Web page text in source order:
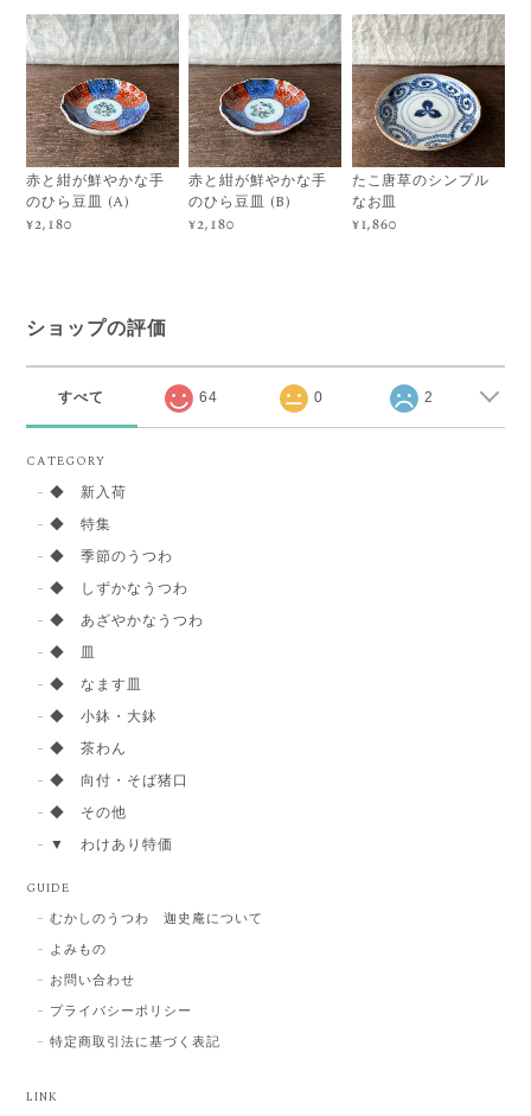
赤と紺が鮮やかな手
のひら豆皿 (A)
¥2,180
赤と紺が鮮やかな手
のひら豆皿 (B)
¥2,180
たこ唐草のシンプル
なお皿
¥1,860
ショップの評価
すべて 64 0 2
CATEGORY
◆ 新入荷
◆ 特集
◆ 季節のうつわ
◆ しずかなうつわ
◆ あざやかなうつわ
◆ 皿
◆ なます皿
◆ 小鉢・大鉢
◆ 茶わん
◆ 向付・そば猪口
◆ その他
▼ わけあり特価
GUIDE
むかしのうつわ 迦史庵について
よみもの
お問い合わせ
プライバシーポリシー
特定商取引法に基づく表記
LINK